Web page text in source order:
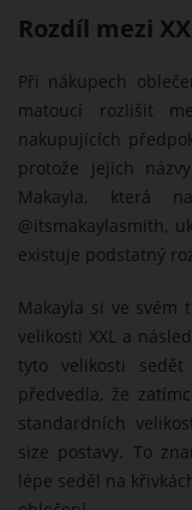
Rozdíl mezi
Při nákupech
matoucí rozlišit
nakupujících
protože jejich
Makayla, která
@itsmakaylasmith,
existuje podstatný
Makayla si ve svém
velikosti XXL a
tyto velikosti
předvedla, že
standardních
size postavy. To
lépe seděl na